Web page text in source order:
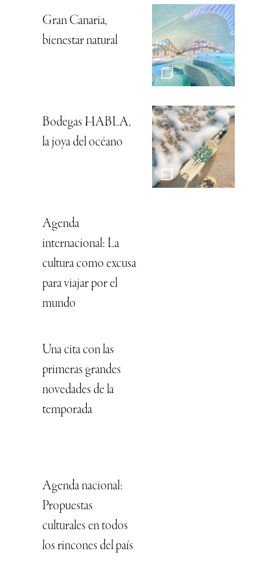
Gran Canaria,
bienestar natural
Bodegas HABLA,
la joya del océano
Agenda
internacional: La
cultura como excusa
para viajar por el
mundo
Una cita con las
primeras grandes
novedades de la
temporada
Agenda nacional:
Propuestas
culturales en todos
los rincones del país